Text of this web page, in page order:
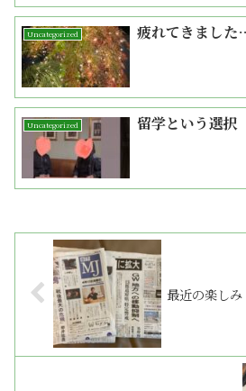
Uncategorized 疲れてきまし
Uncategorized 留学という選
最近の楽しみ